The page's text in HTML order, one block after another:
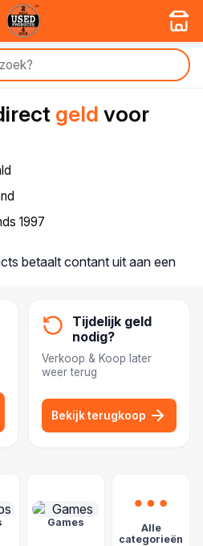
geld voor
1997
Tijdelijk geld
nodig?
Verkoop & Koop later
weer terug
Bekijk terugkoop
Games
Alle
categorieën